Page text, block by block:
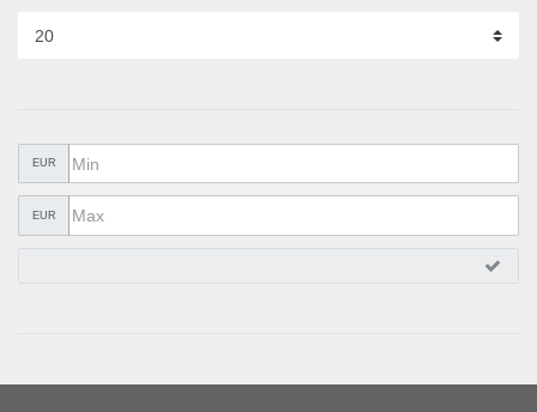
COLLER ET ISOLER
EPI ÉQUIPEMENT
EUR
EUR